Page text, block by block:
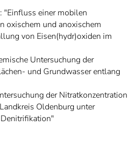
"Einfluss einer mobilen
oxischem und anoxischem
von Eisen(hydr)oxiden im
Untersuchung der
und Grundwasser entlang
der Nitratkonzentration
Oldenburg unter